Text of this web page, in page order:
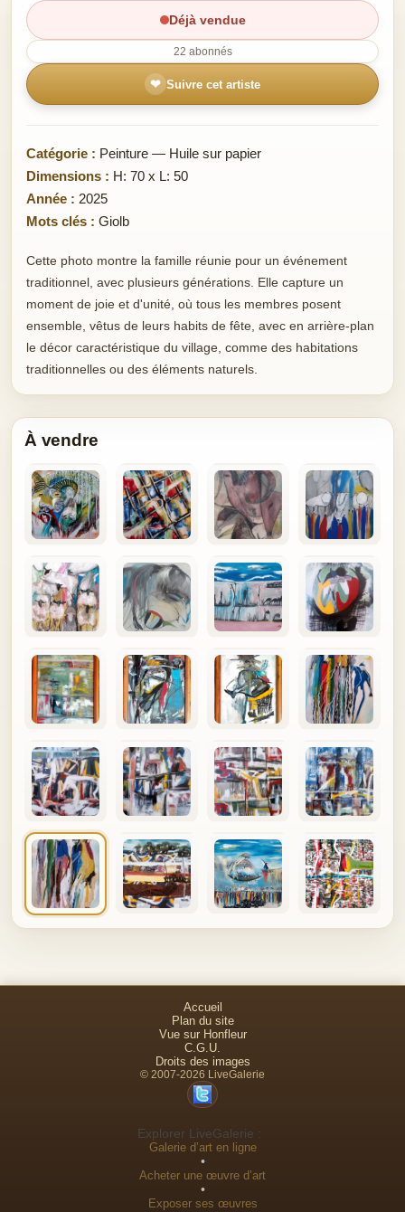
Déjà vendue
22 abonnés
❤ Suivre cet artiste
Catégorie : Peinture — Huile sur papier
Dimensions : H: 70 x L: 50
Année : 2025
Mots clés : Giolb
Cette photo montre la famille réunie pour un événement
traditionnel, avec plusieurs générations. Elle capture un
moment de joie et d'unité, où tous les membres posent
ensemble, vêtus de leurs habits de fête, avec en arrière-plan
le décor caractéristique du village, comme des habitations
traditionnelles ou des éléments naturels.
À vendre
Accueil
Plan du site
Vue sur Honfleur
C.G.U.
Droits des images
© 2007-2026 LiveGalerie
Explorer LiveGalerie :
Galerie d’art en ligne
•
Acheter une œuvre d’art
•
Exposer ses œuvres